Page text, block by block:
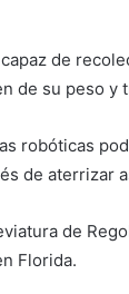
de
de su peso y
robóticas
de aterrizar
de
Florida.